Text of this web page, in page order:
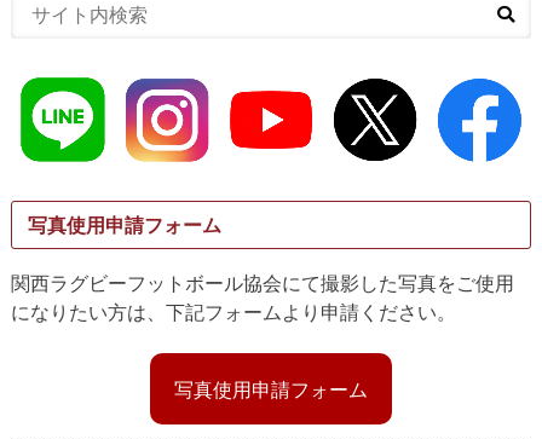
写真使用申請フォーム
関西ラグビーフットボール協会にて撮影した写真をご使用
になりたい方は、下記フォームより申請ください。
写真使用申請フォーム